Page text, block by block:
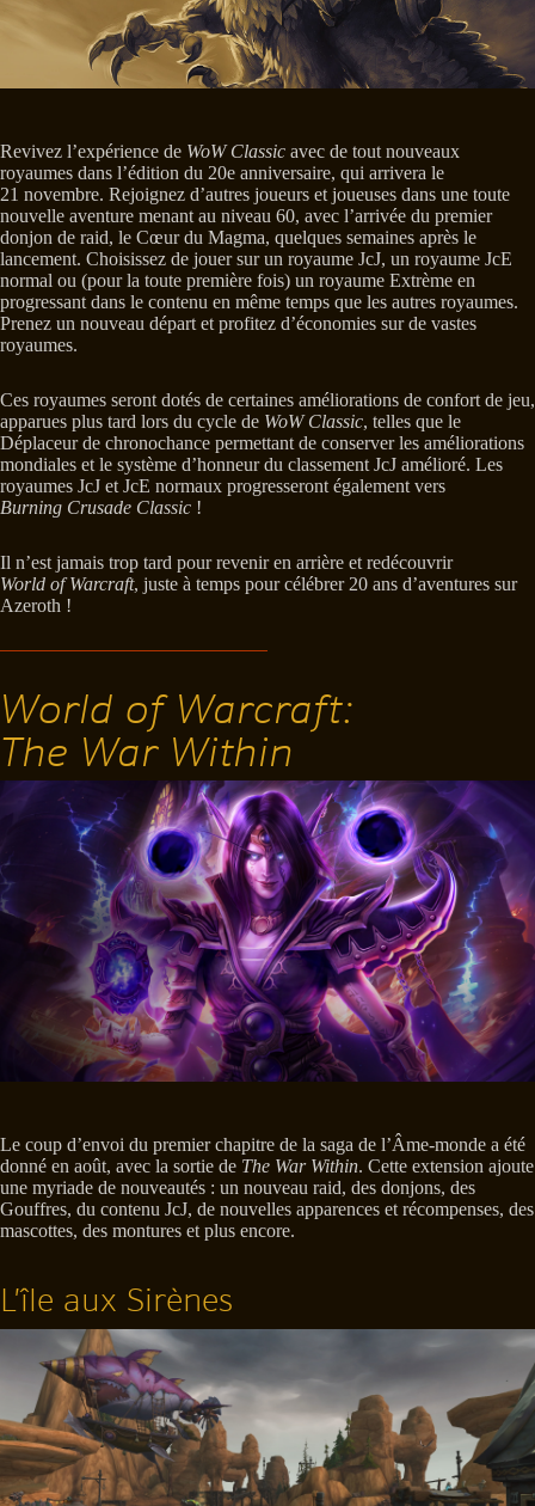
Revivez l’expérience de WoW Classic avec de tout nouveaux
royaumes dans l’édition du 20e anniversaire, qui arrivera le
21 novembre. Rejoignez d’autres joueurs et joueuses dans une toute
nouvelle aventure menant au niveau 60, avec l’arrivée du premier
donjon de raid, le Cœur du Magma, quelques semaines après le
lancement. Choisissez de jouer sur un royaume JcJ, un royaume JcE
normal ou (pour la toute première fois) un royaume Extrème en
progressant dans le contenu en même temps que les autres royaumes.
Prenez un nouveau départ et profitez d’économies sur de vastes
royaumes.
Ces royaumes seront dotés de certaines améliorations de confort de jeu,
apparues plus tard lors du cycle de WoW Classic, telles que le
Déplaceur de chronochance permettant de conserver les améliorations
mondiales et le système d’honneur du classement JcJ amélioré. Les
royaumes JcJ et JcE normaux progresseront également vers
Burning Crusade Classic !
Il n’est jamais trop tard pour revenir en arrière et redécouvrir
World of Warcraft, juste à temps pour célébrer 20 ans d’aventures sur
Azeroth !
World of Warcraft:
The War Within
Le coup d’envoi du premier chapitre de la saga de l’Âme-monde a été
donné en août, avec la sortie de The War Within. Cette extension ajoute
une myriade de nouveautés : un nouveau raid, des donjons, des
Gouffres, du contenu JcJ, de nouvelles apparences et récompenses, des
mascottes, des montures et plus encore.
L’île aux Sirènes